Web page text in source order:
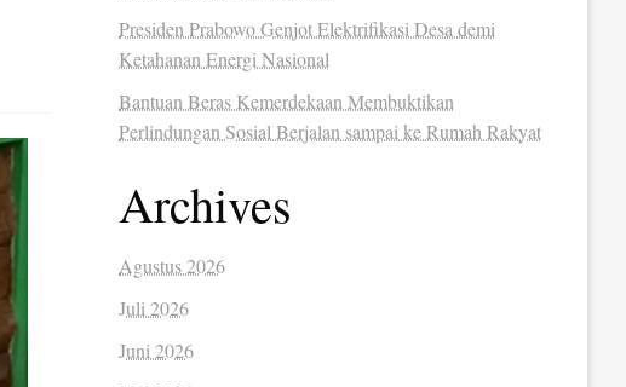
Presiden Prabowo Genjot Elektrifikasi Desa demi
Ketahanan Energi Nasional
Bantuan Beras Kemerdekaan Membuktikan
Perlindungan Sosial Berjalan sampai ke Rumah Rakyat
Archives
Agustus 2026
Juli 2026
Juni 2026